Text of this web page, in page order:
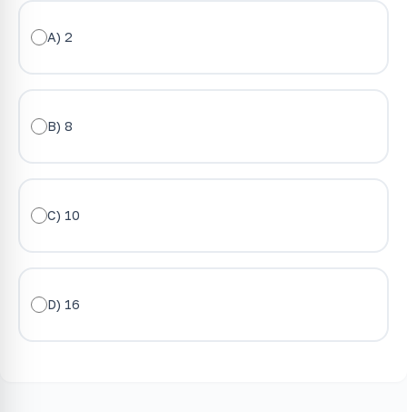
A) 2
B) 8
C) 10
D) 16